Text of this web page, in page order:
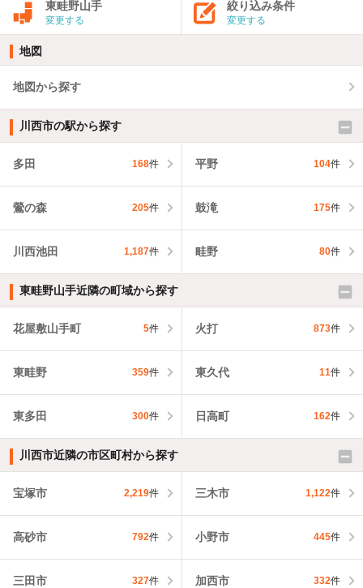
東畦野山手
変更する
絞り込み条件
変更する
地図
地図から探す
川西市の駅から探す
多田 168件 平野 104件
鶯の森 205件 鼓滝 175件
川西池田 1,187件 畦野 80件
東畦野山手近隣の町域から探す
花屋敷山手町 5件 火打 873件
東畦野 359件 東久代 11件
東多田 300件 日高町 162件
川西市近隣の市区町村から探す
宝塚市 2,219件 三木市 1,122件
高砂市 792件 小野市 445件
三田市 327件 加西市 332件